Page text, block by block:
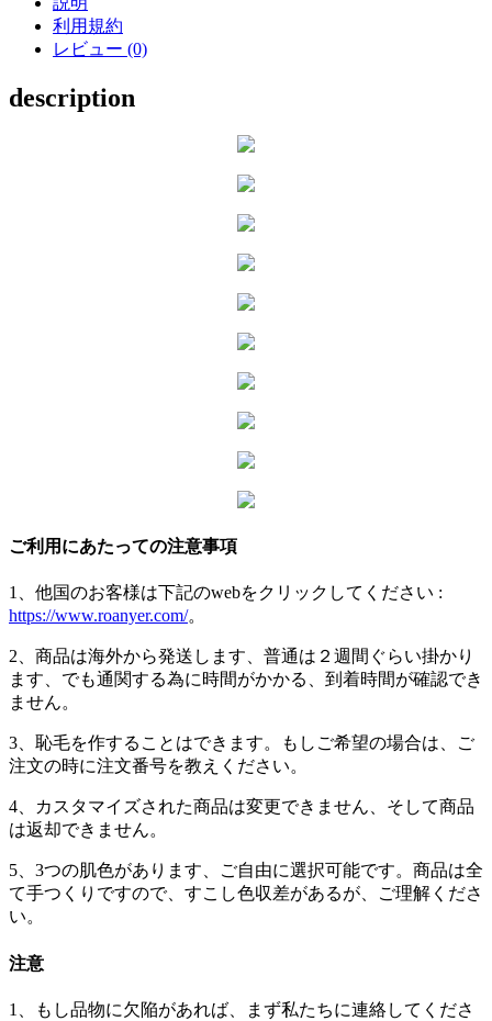
利用規約
レビュー (0)
description
ご利用にあたっての注意事項
1、他国のお客様は下記のwebをクリックしてください :
https://www.roanyer.com/。
2、商品は海外から発送します、普通は２週間ぐらい掛かり
ます、でも通関する為に時間がかかる、到着時間が確認でき
ません。
3、恥毛を作することはできます。もしご希望の場合は、ご
注文の時に注文番号を教えください。
4、カスタマイズされた商品は変更できません、そして商品
は返却できません。
5、3つの肌色があります、ご自由に選択可能です。商品は全
て手つくりですので、すこし色収差があるが、ご理解くださ
い。
注意
1、もし品物に欠陥があれば、まず私たちに連絡してくださ